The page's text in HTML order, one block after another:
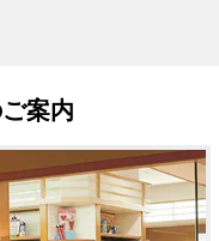
案内